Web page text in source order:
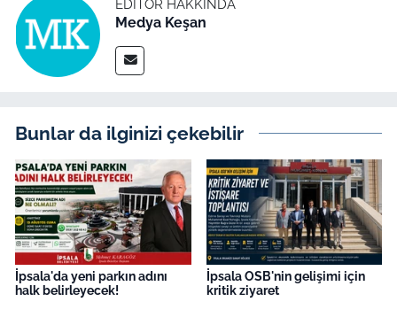
EDITÖR HAKKINDA
Medya Keşan
Bunlar da ilginizi çekebilir
İpsala'da yeni parkın adını
halk belirleyecek!
İpsala OSB'nin gelişimi için
kritik ziyaret
Flaş Haber
Dış Haberler
Magazin
İş Dünyası
Bilim Teknoloji
English News